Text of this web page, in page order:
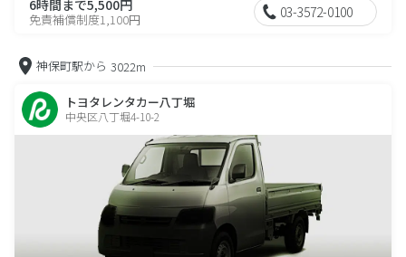
6時間まで5,500円
免責補償制度1,100円 03-3572-0100
神保町駅から 3022m
トヨタレンタカー八丁堀
中央区八丁堀4-10-2